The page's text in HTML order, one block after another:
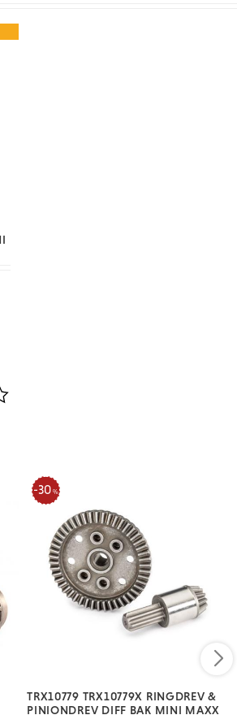
till i favoriter
TRX10779 TRX10779X RINGDREV &
PINIONDREV DIFF BAK MINI MAXX
30 %